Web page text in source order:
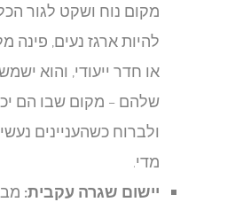
מקום נוח ושקט לגור
להיות ארגז נעים, פינה
או חדר ייעודי, והוא
שלהם – מקום שבו הם
ולברוח כשהעניינים
מדי.
יישום שגרה עקבית:מבנה